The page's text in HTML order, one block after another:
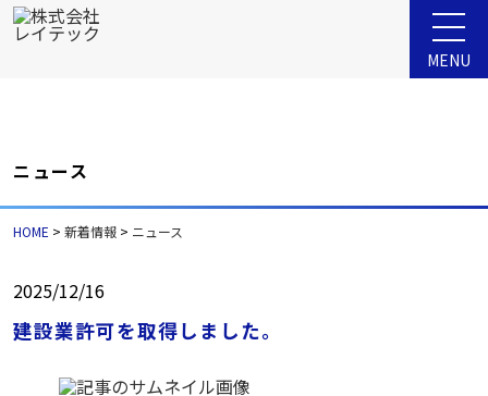
MENU
ニュース
HOME > 新着情報 > ニュース
2025/12/16
建設業許可を取得しました。